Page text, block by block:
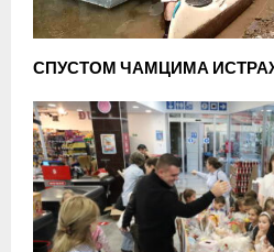
СПУСТОМ ЧАМЦИМА